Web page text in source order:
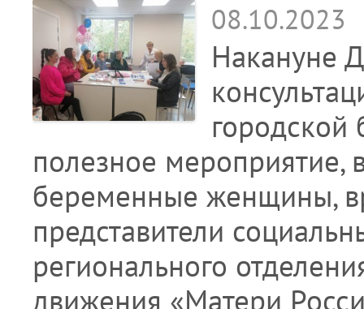
08.10.2023
Накануне
полезное мероприятие,
беременные женщины,
представители
регионального
движения «Матери